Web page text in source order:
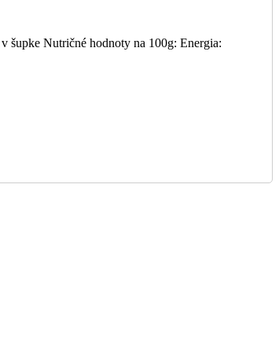
šupke Nutričné hodnoty na 100g: Energia: